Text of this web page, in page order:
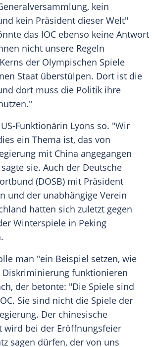
kein
kein Präsident dieser Welt"
das IOC ebenso keine Antwort
nicht unsere Regeln
der Olympischen Spiele
Staat überstülpen. Dort ist die
dort muss die Politik ihre
Funktionärin Lyons so. "Wir
ein Thema ist, das von
mit China angegangen
sie. Auch der Deutsche
(DOSB) mit Präsident
und der unabhängige Verein
hatten sich zuletzt gegen
Winterspiele in Peking
man "ein Beispiel setzen, wie
Diskriminierung funktionieren
, der betonte: "Die Spiele sind
. Sie sind nicht die Spiele der
Der chinesische
wird bei der Eröffnungsfeier
sagen dürfen, der von uns